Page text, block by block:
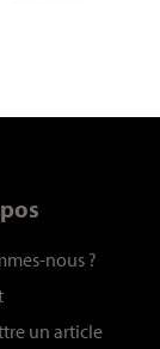
nous ?
un article